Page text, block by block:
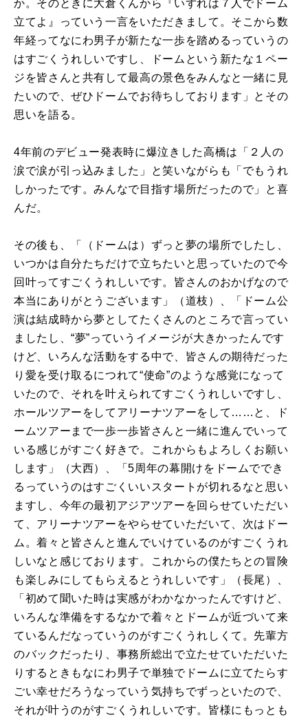
か。そのときに大倉くんから『いずれは７人でドーム
立てよ』っていう一言をいただきまして。そこから数
年経ってなにわ男子が新たな一歩を踏めるっていうの
はすごくうれしいですし、ドームという新たな１ペー
ジを皆さんと共有して最高の景色をみんなと一緒に見
たいので、ぜひドームでお待ちしております」とその
思いを語る。
4年前のデビュー発表時に爆泣きした高橋は「２人の
涙で涙が引っ込みました」と笑いながらも「でもうれ
しかったです。みんなで目指す場所だったので」と喜
んだ。
その後も、「（ドームは）ずっと夢の場所でしたし、
いつかは自分たちだけで立ちたいと思っていたので今
回叶ってすごくうれしいです。皆さんのおかげなので
本当にありがとうございます」（道枝）、「ドーム公
演は結成時から夢としてたくさんのところで言ってい
ましたし、“夢”っていうイメージが大きかったんです
けど、いろんな活動をする中で、皆さんの期待だった
り愛を受け取るにつれて“使命”のような感覚になって
いたので、それを叶えられてすごくうれしいですし、
ホールツアーをしてアリーナツアーをして……と、ド
ームツアーまで一歩一歩皆さんと一緒に進んでいって
いる感じがすごく好きで。これからもよろしくお願い
します」（大西）、「5周年の幕開けをドームででき
るっていうのはすごくいいスタートが切れるなと思い
ますし、今年の最初アジアツアーを回らせていただい
て、アリーナツアーをやらせていただいて、次はドー
ム。着々と皆さんと進んでいけているのがすごくうれ
しいなと感じております。これからの僕たちとの冒険
も楽しみにしてもらえるとうれしいです」（長尾）、
「初めて聞いた時は実感がわかなかったんですけど、
いろんな準備をするなかで着々とドームが近づいて来
ているんだなっていうのがすごくうれしくて。先輩方
のバックだったり、事務所総出で立たせていただいた
りするときもなにわ男子で単独でドームに立てたらす
ごい幸せだろうなっていう気持ちでずっといたので、
それが叶うのがすごくうれしいです。皆様にもっとも